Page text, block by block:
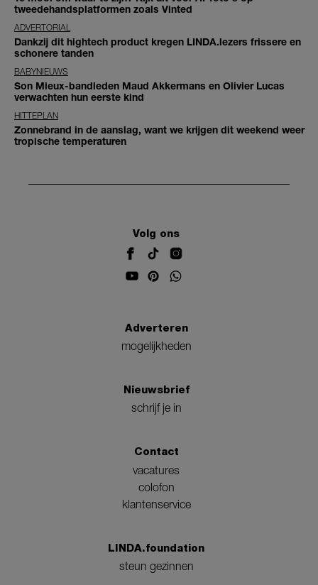
tweedehandsplatformen zoals Vinted
ADVERTORIAL
Dankzij dit hightech product kregen LINDA.lezers frissere en
schonere tanden
BABYNIEUWS
Son Mieux-bandleden Maud Akkermans en Olivier Lucas
verwachten hun eerste kind
HITTEPLAN
Zonnebrand in de aanslag, want we krijgen dit weekend weer
tropische temperaturen
Volg ons
Adverteren
mogelijkheden
Nieuwsbrief
schrijf je in
Contact
vacatures
colofon
klantenservice
LINDA.foundation
steun gezinnen